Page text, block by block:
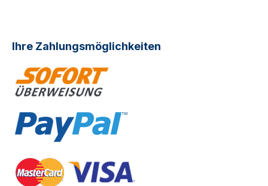
Ihre Zahlungsmöglichkeiten